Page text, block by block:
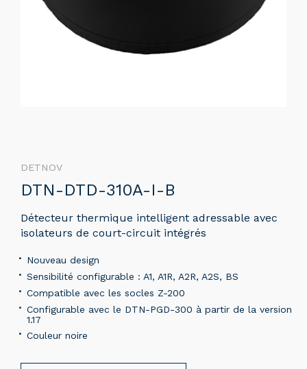
DETNOV
DTN-DTD-310A-I-B
Détecteur thermique intelligent adressable avec
isolateurs de court-circuit intégrés
Nouveau design
Sensibilité configurable : A1, A1R, A2R, A2S, BS
Compatible avec les socles Z-200
Configurable avec le DTN-PGD-300 à partir de la version
1.17
Couleur noire